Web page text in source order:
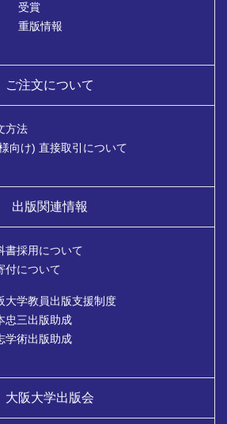
受賞
重版情報
ご注文について
方法
向け) 直接取引について
出版関連情報
書採用について
付について
大学教員出版支援制度
忠三出版助成
学術出版助成
大阪大学出版会